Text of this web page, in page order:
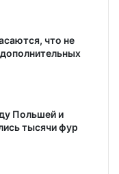
что не
Польшей и
тысячи фур